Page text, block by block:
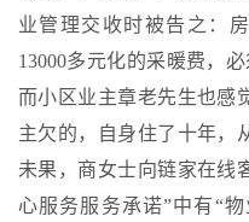
业管理交收时被告之：
13000多元化的采暖费，
而小区业主章老先生也感
主欠的，自身住了十年，
未果，商女士向链家在线
心服务服务承诺”中有“